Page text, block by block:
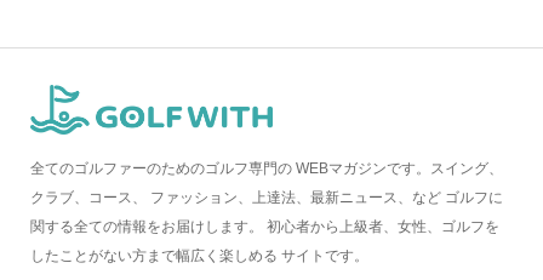
全てのゴルファーのためのゴルフ専門の WEBマガジンです。スイング、
クラブ、コース、 ファッション、上達法、最新ニュース、など ゴルフに
関する全ての情報をお届けします。 初心者から上級者、女性、ゴルフを
したことがない方まで幅広く楽しめる サイトです。